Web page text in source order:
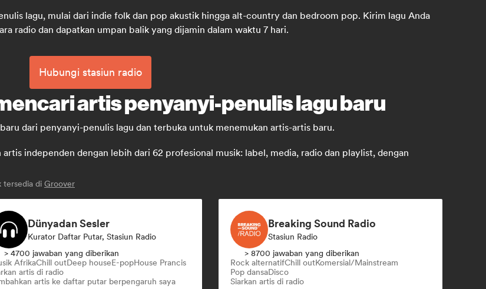
lagu, mulai dari indie folk dan pop akustik hingga alt-country dan bedroom pop. Kirim lagu Anda
radio dan dapatkan umpan balik yang dijamin dalam waktu 7 hari.
Hubungi stasiun radio
artis penyanyi-penulis lagu baru
dari penyanyi-penulis lagu dan terbuka untuk menemukan artis-artis baru.
independen dengan lebih dari 62 profesional musik: label, media, radio dan playlist, dengan
tersedia di Groover
Dünyadan Sesler
Kurator Daftar Putar, Stasiun Radio
> 4700 jawaban yang diberikan
AfrikaChill outDeep houseE-popHouse Prancis
artis di radio
artis ke daftar putar berpengaruh saya
Breaking Sound Radio
Stasiun Radio
> 8700 jawaban yang diberikan
Rock alternatifChill outKomersial/Mainstream
Pop dansaDisco
Siarkan artis di radio